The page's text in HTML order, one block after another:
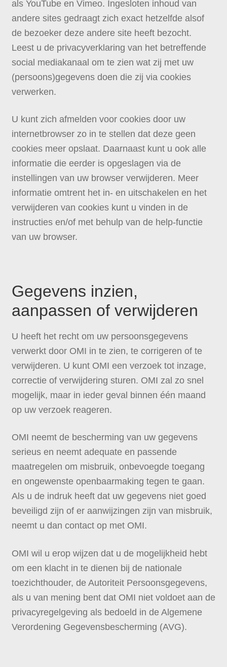
als YouTube en Vimeo. Ingesloten inhoud van
andere sites gedraagt zich exact hetzelfde alsof
de bezoeker deze andere site heeft bezocht.
Leest u de privacyverklaring van het betreffende
social mediakanaal om te zien wat zij met uw
(persoons)gegevens doen die zij via cookies
verwerken.
U kunt zich afmelden voor cookies door uw
internetbrowser zo in te stellen dat deze geen
cookies meer opslaat. Daarnaast kunt u ook alle
informatie die eerder is opgeslagen via de
instellingen van uw browser verwijderen. Meer
informatie omtrent het in- en uitschakelen en het
verwijderen van cookies kunt u vinden in de
instructies en/of met behulp van de help-functie
van uw browser.
Gegevens inzien,
aanpassen of verwijderen
U heeft het recht om uw persoonsgegevens
verwerkt door OMI in te zien, te corrigeren of te
verwijderen. U kunt OMI een verzoek tot inzage,
correctie of verwijdering sturen. OMI zal zo snel
mogelijk, maar in ieder geval binnen één maand
op uw verzoek reageren.
OMI neemt de bescherming van uw gegevens
serieus en neemt adequate en passende
maatregelen om misbruik, onbevoegde toegang
en ongewenste openbaarmaking tegen te gaan.
Als u de indruk heeft dat uw gegevens niet goed
beveiligd zijn of er aanwijzingen zijn van misbruik,
neemt u dan contact op met OMI.
OMI wil u erop wijzen dat u de mogelijkheid hebt
om een klacht in te dienen bij de nationale
toezichthouder, de Autoriteit Persoonsgegevens,
als u van mening bent dat OMI niet voldoet aan de
privacyregelgeving als bedoeld in de Algemene
Verordening Gegevensbescherming (AVG).